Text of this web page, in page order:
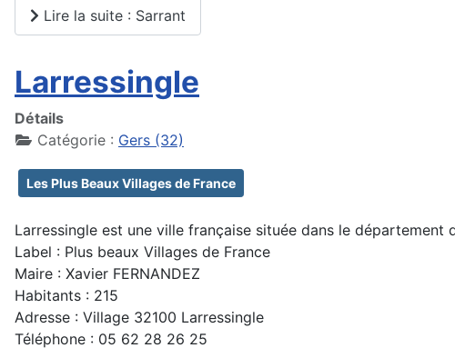
Lire la suite : Sarrant
Larressingle
Détails
Catégorie : Gers (32)
Les Plus Beaux Villages de France
Larressingle est une ville française située dans le département
Label : Plus beaux Villages de France
Maire : Xavier FERNANDEZ
Habitants : 215
Adresse : Village 32100 Larressingle
Téléphone : 05 62 28 26 25